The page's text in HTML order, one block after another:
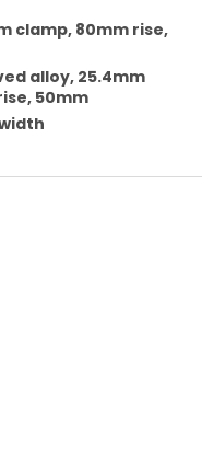
clamp, 80mm rise,
alloy, 25.4mm
50mm